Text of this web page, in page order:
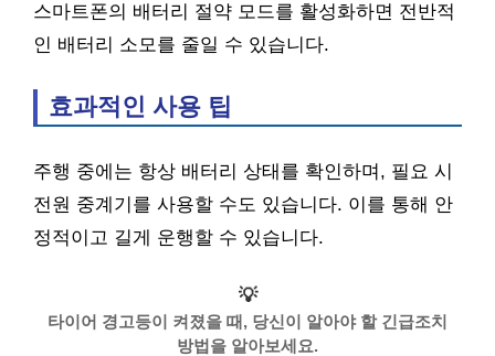
스마트폰의 배터리 절약 모드를 활성화하면 전반적
인 배터리 소모를 줄일 수 있습니다.
효과적인 사용 팁
주행 중에는 항상 배터리 상태를 확인하며, 필요 시
전원 중계기를 사용할 수도 있습니다. 이를 통해 안
정적이고 길게 운행할 수 있습니다.
💡
타이어 경고등이 켜졌을 때, 당신이 알아야 할 긴급조치
방법을 알아보세요.